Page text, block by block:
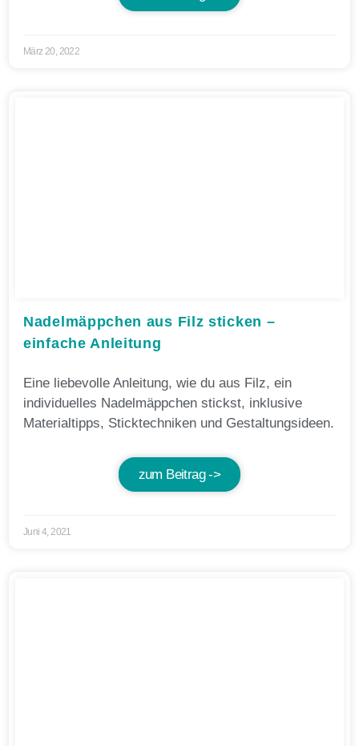
März 20, 2022
Nadelmäppchen aus Filz sticken –
einfache Anleitung
Eine liebevolle Anleitung, wie du aus Filz, ein
individuelles Nadelmäppchen stickst, inklusive
Materialtipps, Sticktechniken und Gestaltungsideen.
zum Beitrag ->
Juni 4, 2021